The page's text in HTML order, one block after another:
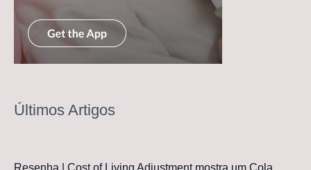
Últimos Artigos
Resenha | Cost of Living Adjustment mostra um Cola